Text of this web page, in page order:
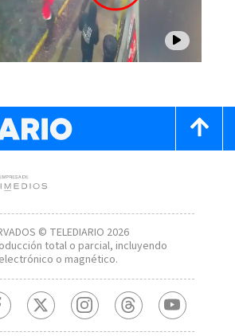
© TELEDIARIO 2026
total o parcial, incluyendo
o magnético.